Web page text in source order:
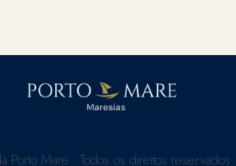
Mare · Todos os direitos reservados